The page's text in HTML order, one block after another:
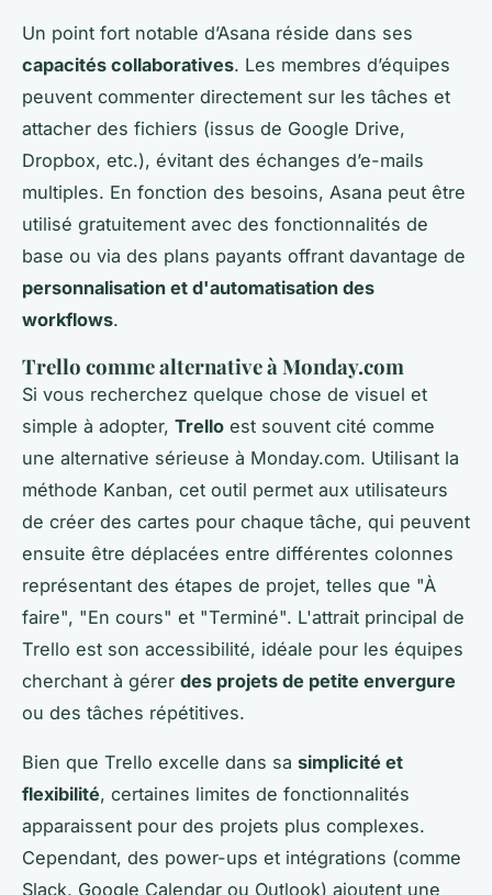
Un point fort notable d’Asana réside dans ses
capacités collaboratives. Les membres d’équipes
peuvent commenter directement sur les tâches et
attacher des fichiers (issus de Google Drive,
Dropbox, etc.), évitant des échanges d’e-mails
multiples. En fonction des besoins, Asana peut être
utilisé gratuitement avec des fonctionnalités de
base ou via des plans payants offrant davantage de
personnalisation et d'automatisation des
workflows.
Trello comme alternative à Monday.com
Si vous recherchez quelque chose de visuel et
simple à adopter, Trello est souvent cité comme
une alternative sérieuse à Monday.com. Utilisant la
méthode Kanban, cet outil permet aux utilisateurs
de créer des cartes pour chaque tâche, qui peuvent
ensuite être déplacées entre différentes colonnes
représentant des étapes de projet, telles que "À
faire", "En cours" et "Terminé". L'attrait principal de
Trello est son accessibilité, idéale pour les équipes
cherchant à gérer des projets de petite envergure
ou des tâches répétitives.
Bien que Trello excelle dans sa simplicité et
flexibilité, certaines limites de fonctionnalités
apparaissent pour des projets plus complexes.
Cependant, des power-ups et intégrations (comme
Slack, Google Calendar ou Outlook) ajoutent une